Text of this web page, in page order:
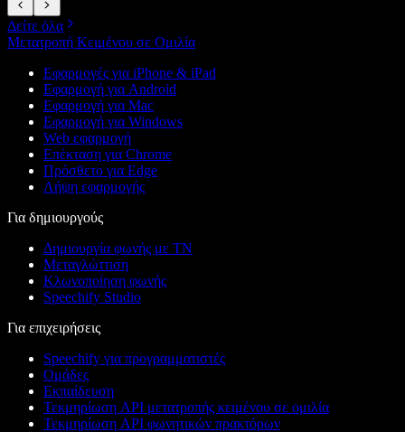
Δείτε όλα
Μετατροπή Κειμένου σε Ομιλία
Εφαρμογές για iPhone & iPad
Εφαρμογή για Android
Εφαρμογή για Mac
Εφαρμογή για Windows
Web εφαρμογή
Επέκταση για Chrome
Πρόσθετο για Edge
Λήψη εφαρμογής
Για δημιουργούς
Δημιουργία φωνής με ΤΝ
Μεταγλώττιση
Κλωνοποίηση φωνής
Speechify Studio
Για επιχειρήσεις
Speechify για προγραμματιστές
Ομάδες
Εκπαίδευση
Τεκμηρίωση API μετατροπής κειμένου σε ομιλία
Τεκμηρίωση API φωνητικών πρακτόρων